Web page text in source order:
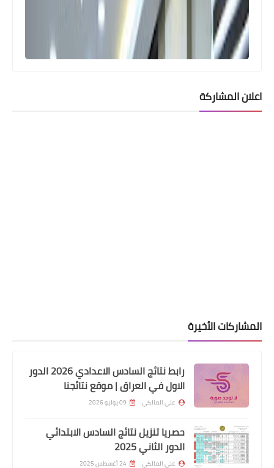
اسماء االرعاية الاجتماعية
اسماء الفائزين بالقروض محافظة بابل
اعلان المشاركة
المشاركات الأخيرة
رابط نتائج السادس الاعدادي 2026 الدور
الاول في العراق | موقع نتائجنا
علي المالكي 09 يوليو 2026
حصريا تنزيل نتائج السادس الابتدائي
الدور الثاني 2025
علي المالكي 24 أغسطس 2025